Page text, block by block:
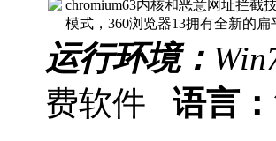
chromium63内核和恶意网址拦截
模式，360浏览器13拥有全新的扁
运行环境：
费软件 语言：